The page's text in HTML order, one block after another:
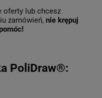
lub chcesz
zamówień, nie krępuj
PoliDraw®: